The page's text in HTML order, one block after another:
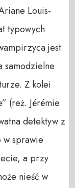
Louis-
typowych
jest
samodzielne
Z kolei
(reż. Jérémie
detektyw z
sprawie
a przy
nieść w